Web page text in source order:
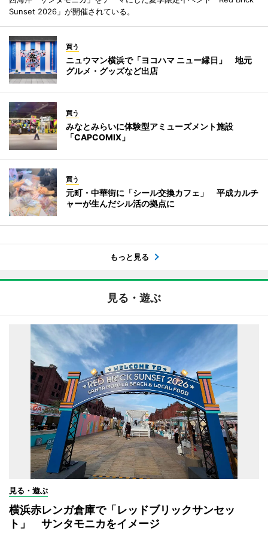
Sunset 2026」が開催されている。
買う
ニュウマン横浜で「ヨコハマ ニュー縁日」 地元
グルメ・グッズなど出店
買う
みなとみらいに体験型アミューズメント施設
「CAPCOMIX」
買う
元町・中華街に「シール交換カフェ」 平成カルチ
ャーが生んだシル活の拠点に
もっと見る
見る・遊ぶ
見る・遊ぶ
横浜赤レンガ倉庫で「レッドブリックサンセッ
ト」 サンタモニカをイメージ